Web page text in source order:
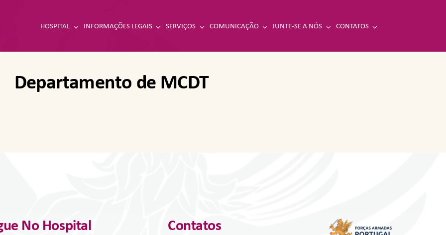
HOSPITAL INFORMAÇÕES LEGAIS SERVIÇOS COMUNICAÇÃO JUNTE-SE A NÓS CONTATOS
Departamento de MCDT
No Hospital Contatos